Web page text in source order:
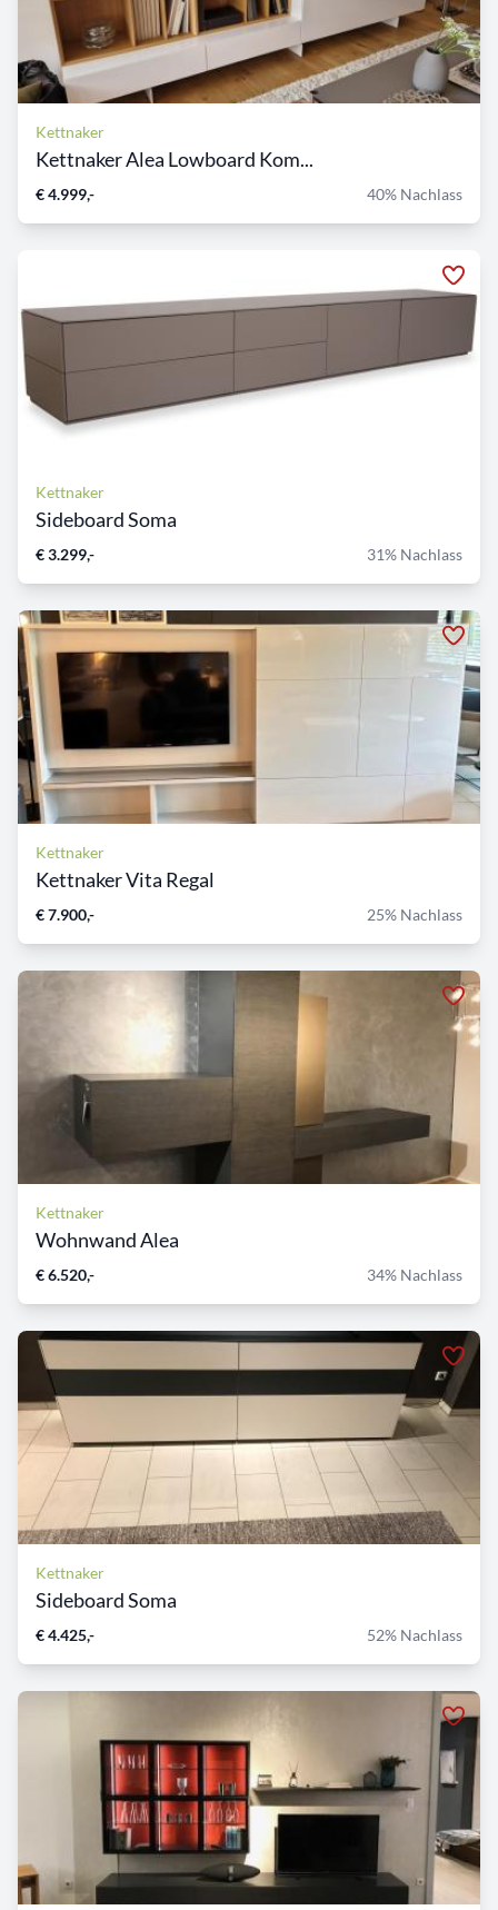
Kettnaker
Kettnaker Alea Lowboard Kom...
€ 4.999,- 40% Nachlass
Kettnaker
Sideboard Soma
€ 3.299,- 31% Nachlass
Kettnaker
Kettnaker Vita Regal
€ 7.900,- 25% Nachlass
Kettnaker
Wohnwand Alea
€ 6.520,- 34% Nachlass
Kettnaker
Sideboard Soma
€ 4.425,- 52% Nachlass